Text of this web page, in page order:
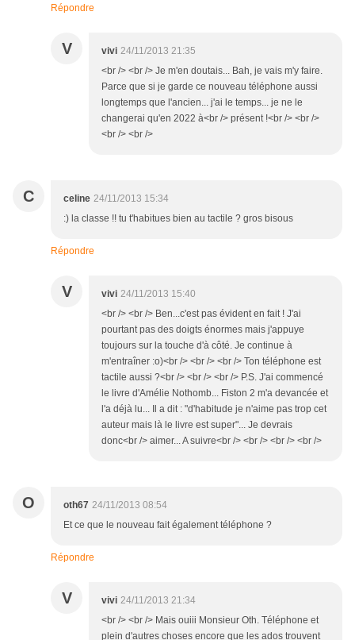
Répondre
V vivi 24/11/2013 21:35
<br /> <br /> Je m'en doutais... Bah, je vais m'y faire.
Parce que si je garde ce nouveau téléphone aussi
longtemps que l'ancien... j'ai le temps... je ne le
changerai qu'en 2022 à<br /> présent !<br /> <br />
<br /> <br />
C celine 24/11/2013 15:34
:) la classe !! tu t'habitues bien au tactile ? gros bisous
Répondre
V vivi 24/11/2013 15:40
<br /> <br /> Ben...c'est pas évident en fait ! J'ai
pourtant pas des doigts énormes mais j'appuye
toujours sur la touche d'à côté. Je continue à
m'entraîner :o)<br /> <br /> <br /> Ton téléphone est
tactile aussi ?<br /> <br /> <br /> P.S. J'ai commencé
le livre d'Amélie Nothomb... Fiston 2 m'a devancée et
l'a déjà lu... Il a dit : "d'habitude je n'aime pas trop cet
auteur mais là le livre est super"... Je devrais
donc<br /> aimer... A suivre<br /> <br /> <br /> <br />
O oth67 24/11/2013 08:54
Et ce que le nouveau fait également téléphone ?
Répondre
V vivi 24/11/2013 21:34
<br /> <br /> Mais ouiii Monsieur Oth. Téléphone et
plein d'autres choses encore que les ados trouvent